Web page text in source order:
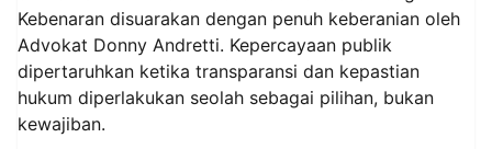
Kebenaran disuarakan dengan penuh keberanian oleh
Advokat Donny Andretti. Kepercayaan publik
dipertaruhkan ketika transparansi dan kepastian
hukum diperlakukan seolah sebagai pilihan, bukan
kewajiban.